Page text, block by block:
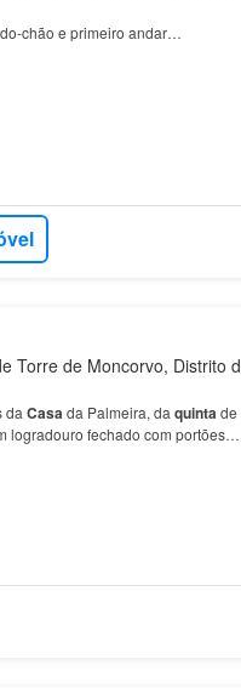
chão e primeiro andar…
Torre de Moncorvo, Distrito
da Casada Palmeira, da quintade
logradouro fechado com portões…